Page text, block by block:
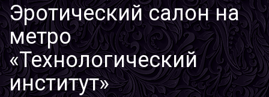
Эротический салон на
метро
«Технологический
институт»